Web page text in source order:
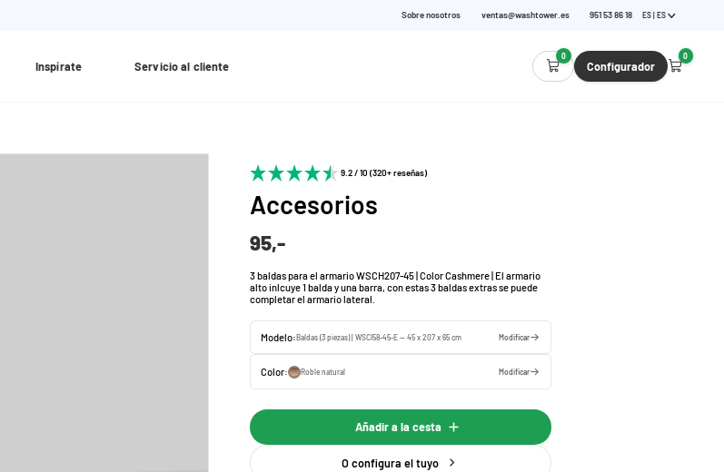
Sobre nosotros ventas@washtower.es 951 53 86 18 ES | ES
Inspírate Servicio al cliente
0
Configurador
0
9.2 / 10 (320+ reseñas)
Accesorios
95,-
3 baldas para el armario WSCH207-45 | Color Cashmere | El armario
alto inlcuye 1 balda y una barra, con estas 3 baldas extras se puede
completar el armario lateral.
Modelo:Baldas (3 piezas) | WSCI58-45-E — 45 x 207 x 65 cm Modificar
Color: Roble natural Modificar
Añadir a la cesta
O configura el tuyo